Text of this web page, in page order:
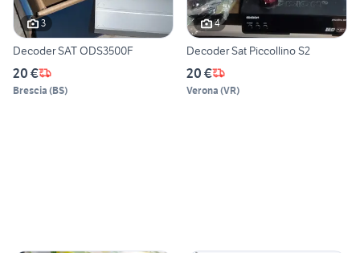
3
Decoder SAT ODS3500F
20 €
Brescia (BS)
4
Decoder Sat Piccollino S2
20 €
Verona (VR)